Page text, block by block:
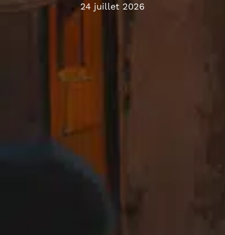
24 juillet 2026